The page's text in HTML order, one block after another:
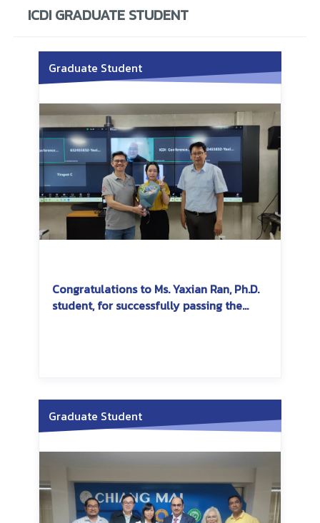
ICDI GRADUATE STUDENT
Graduate Student
Congratulations to Ms. Yaxian Ran, Ph.D.
student, for successfully passing the
Graduate Student